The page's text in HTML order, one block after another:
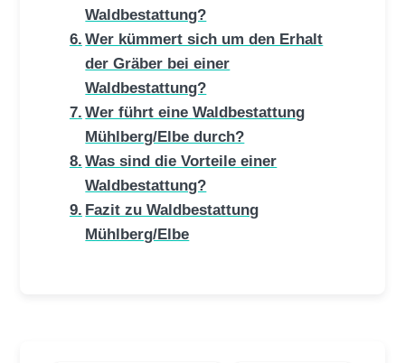
Waldbestattung?
Wer kümmert sich um den Erhalt
der Gräber bei einer
Waldbestattung?
Wer führt eine Waldbestattung
Mühlberg/Elbe durch?
Was sind die Vorteile einer
Waldbestattung?
Fazit zu Waldbestattung
Mühlberg/Elbe